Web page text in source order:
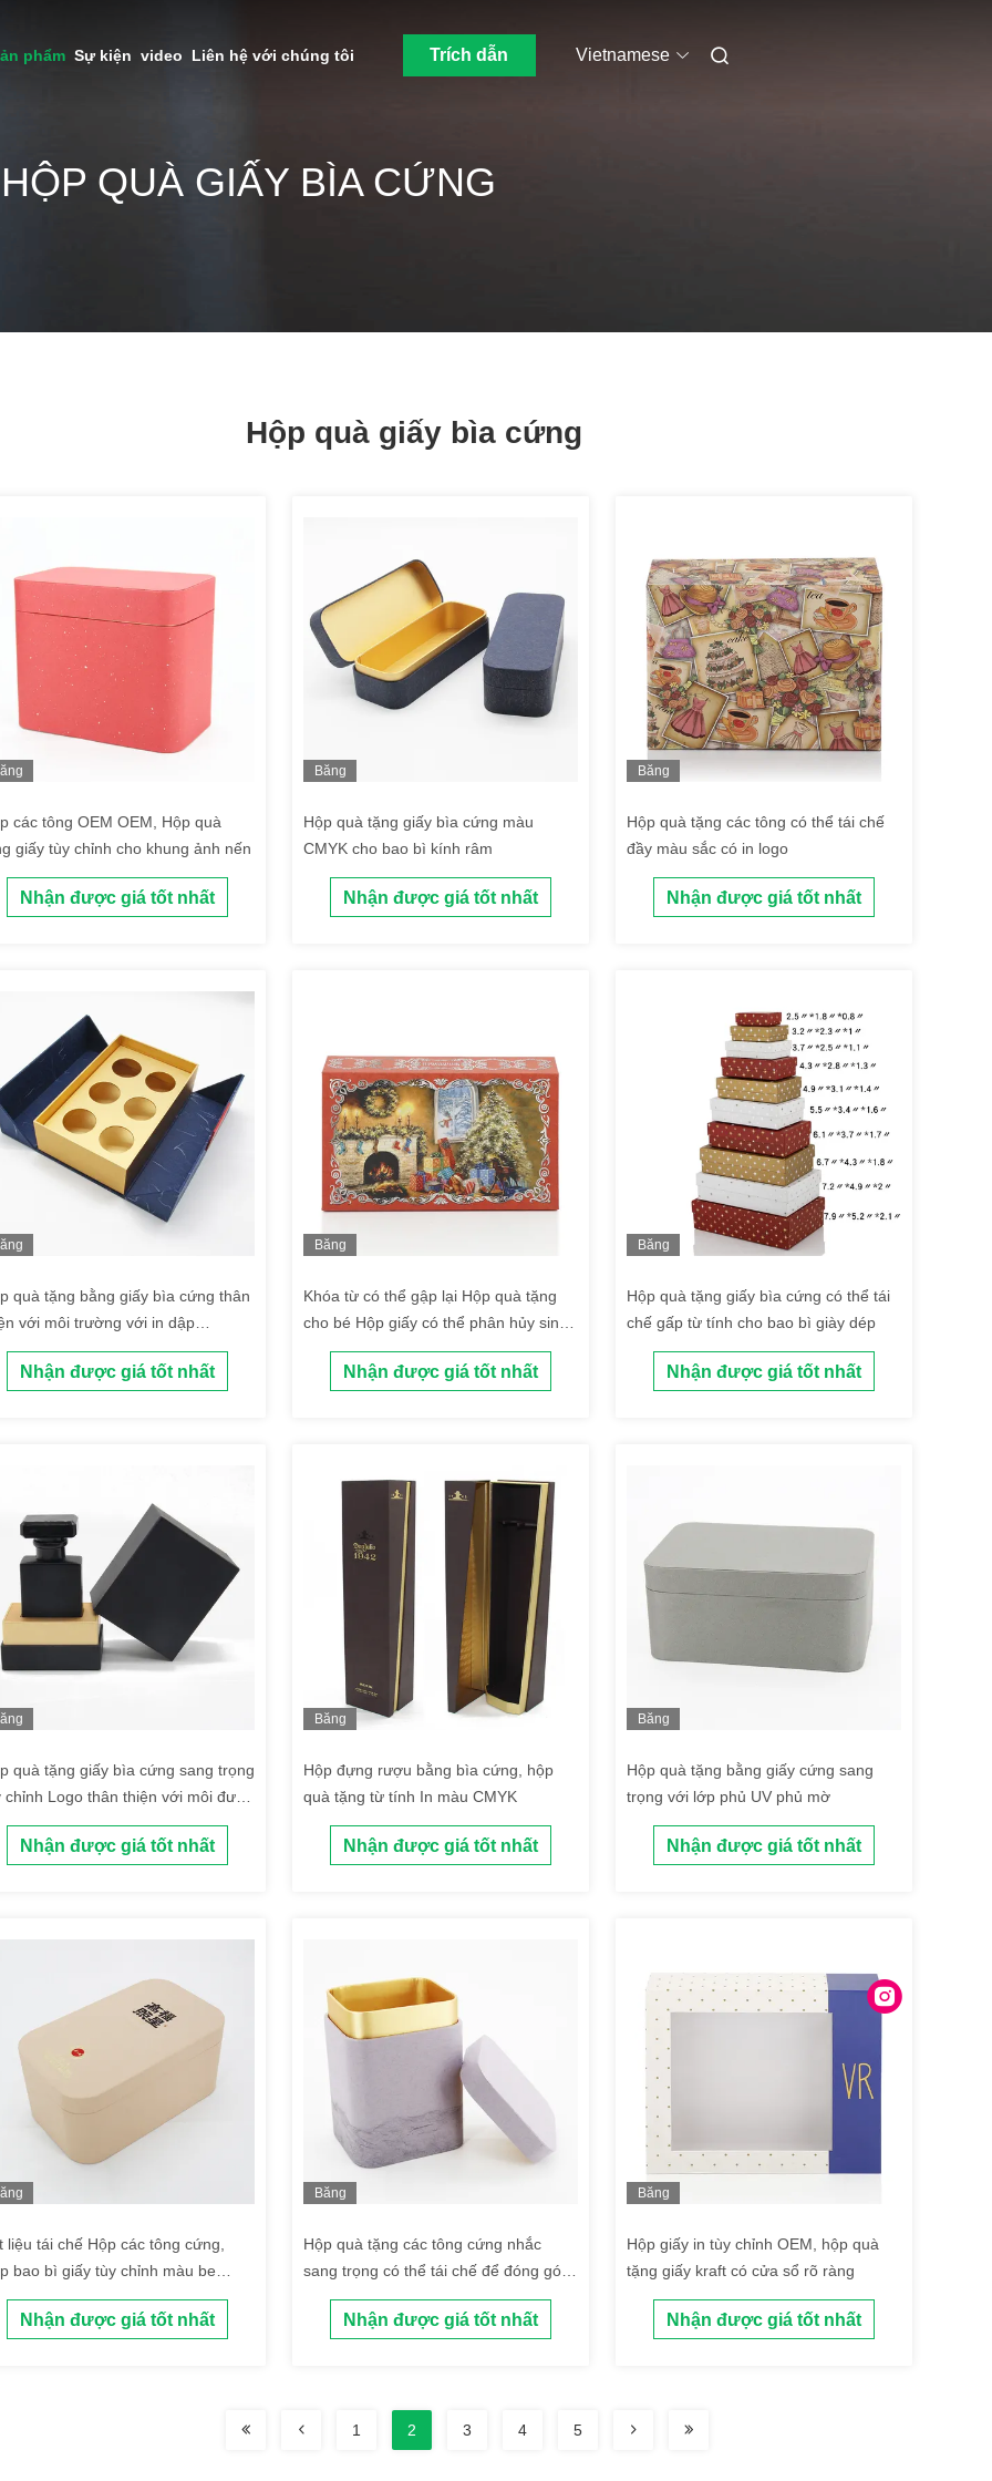
phẩm Sự kiện video Liên hệ với chúng tôi Trích dẫn Vietnamese
HỘP QUÀ GIẤY BÌA CỨNG
Hộp quà giấy bìa cứng
các tông OEM OEM, Hộp quà
giấy tùy chỉnh cho khung ảnh nến
Nhận được giá tốt nhất
Băng
Hộp quà tặng giấy bìa cứng màu
CMYK cho bao bì kính râm
Nhận được giá tốt nhất
Băng
Hộp quà tặng các tông có thể tái chế
đầy màu sắc có in logo
Nhận được giá tốt nhất
quà tặng bằng giấy bìa cứng thân
với môi trường với in dập
ODM
Nhận được giá tốt nhất
Băng
Khóa từ có thể gập lại Hộp quà tặng
cho bé Hộp giấy có thể phân hủy sinh
học để đóng gói quần áo
Nhận được giá tốt nhất
Băng
Hộp quà tặng giấy bìa cứng có thể tái
chế gấp từ tính cho bao bì giày dép
Nhận được giá tốt nhất
quà tặng giấy bìa cứng sang trọng
chỉnh Logo thân thiện với môi được
bằng chèn
Nhận được giá tốt nhất
Băng
Hộp đựng rượu bằng bìa cứng, hộp
quà tặng từ tính In màu CMYK
Nhận được giá tốt nhất
Băng
Hộp quà tặng bằng giấy cứng sang
trọng với lớp phủ UV phủ mờ
Nhận được giá tốt nhất
liệu tái chế Hộp các tông cứng,
bao bì giấy tùy chỉnh màu be
Nhận được giá tốt nhất
Băng
Hộp quà tặng các tông cứng nhắc
sang trọng có thể tái chế để đóng gói
Nhận được giá tốt nhất
Băng
Hộp giấy in tùy chỉnh OEM, hộp quà
tặng giấy kraft có cửa sổ rõ ràng
Nhận được giá tốt nhất
1 2 3 4 5